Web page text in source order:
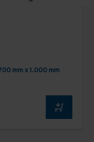
mm x 1.000 mm